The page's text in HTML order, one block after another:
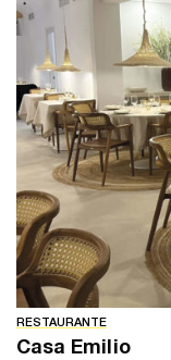
RESTAURANTE
Casa Emilio